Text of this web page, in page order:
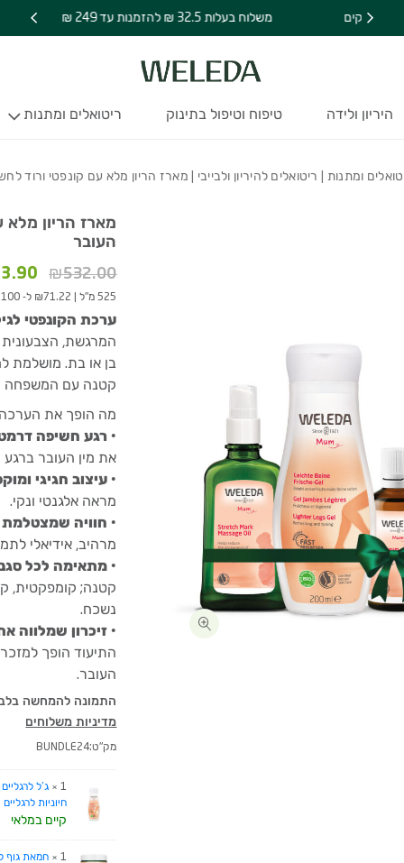
משלוח בעלות 32.5 ₪ להזמנות עד 249 ₪
היריון ולידה טיפוח וטיפול בתינוק ריטואלים ומתנות
ומתנות ריטואלים להיריון ולבייבי | מארז הריון מלא עם קונפטי ורוד
מארז הריון מלא
העובר
₪532.00
היה:
525 מ"ל | ₪71.22 ל- 100 מ"ל
ערכת הקונפטי
המרגשת,
בן או בת. מושלמת
קטנה עם המשפחה
מה הופך את הערכה
• רגע חשיפה
את מין העובר ברגע
• עיצוב חגיגי
מראה אלגנטי ונקי.
• חוויה
מרהיב, אידיאלי
• מתאימה לכל
קטנה; קומפקטית,
נשכח.
• זיכרון שמלווה
התיעוד הופך
העובר.
התמונה להמחשה
מדיניות משלוחים
מק"ט:BUNDLE24
1 ×
ג’ל
חיוניות לרגליים
קיים במלאי
1 × חמאת גוף
מידע נוסף